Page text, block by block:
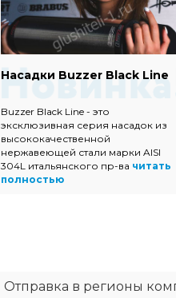
Насадки Buzzer Black Line
Buzzer Black Line - это
эксклюзивная серия насадок из
высококачественной
нержавеющей стали марки AISI
304L итальянского пр-ва читать
полностью
Отправка в регионы